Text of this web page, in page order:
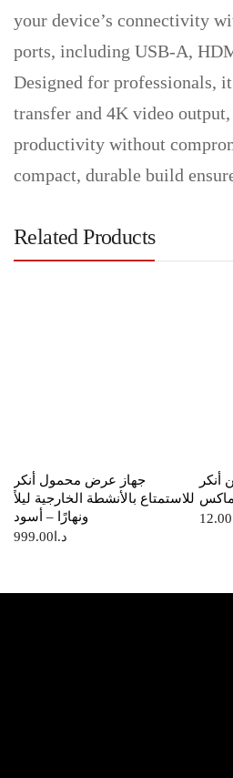
your device’s connectivity
ports, including USB-A,
Designed for professionals,
transfer and 4K video output,
productivity without
compact, durable build
Related Products
جهاز عرض محمول أنكر
للاستمتاع بالأنشطة الخارجية ليلاً
ونهارًا – أسود
د.ا 999.00
12.00